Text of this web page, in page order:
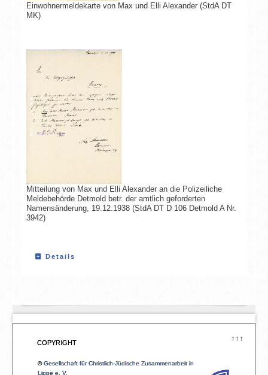
↑↑↑
COPYRIGHT
©Gesellschaft für Christlich-Jüdische Zusammenarbeit in
Lippe e. V.
Einwohnermeldekarte von Max und Elli Alexander (StdA DT
MK)
Mitteilung von Max und Elli Alexander an die Polizeiliche
Meldebehörde Detmold betr. der amtlich geforderten
Namensänderung, 19.12.1938 (StdA DT D 106 Detmold A Nr.
3942)
Details